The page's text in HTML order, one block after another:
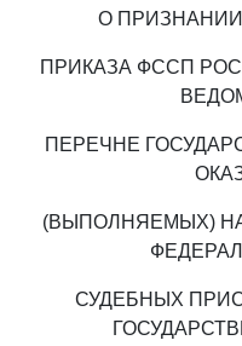
О
ПРИКАЗА ФССП
ПЕРЕЧНЕ
(ВЫПОЛНЯЕМЫХ)
СУДЕБНЫХ